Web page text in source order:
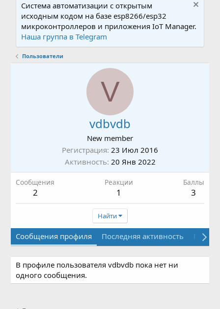
Система автоматизации с открытым
исходным кодом на базе esp8266/esp32
микроконтроллеров и приложения IoT Manager.
Наша группа в Telegram
Пользователи
V
vdbvdb
New member
Регистрация 23 Июл 2016
Активность 20 Янв 2022
Сообщения
2
Реакции
1
Баллы
3
Найти
Сообщения профиля Последняя активность
В профиле пользователя vdbvdb пока нет ни
одного сообщения.